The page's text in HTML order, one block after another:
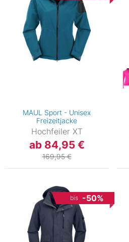
MAUL Sport - Unisex
Freizeitjacke
Hochfeiler XT
ab 84,95 €
169,95 €
bis -50%